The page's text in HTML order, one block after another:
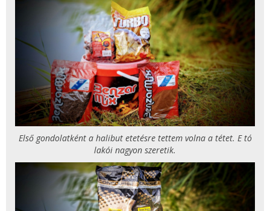
Első gondolatként a halibut etetésre tettem volna a tétet. E tó
lakói nagyon szeretik.